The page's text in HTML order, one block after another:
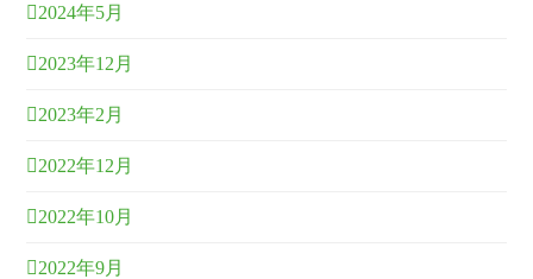
2024年5月
2023年12月
2023年2月
2022年12月
2022年10月
2022年9月